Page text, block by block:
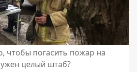
чтобы погасить пожар на
целый штаб?